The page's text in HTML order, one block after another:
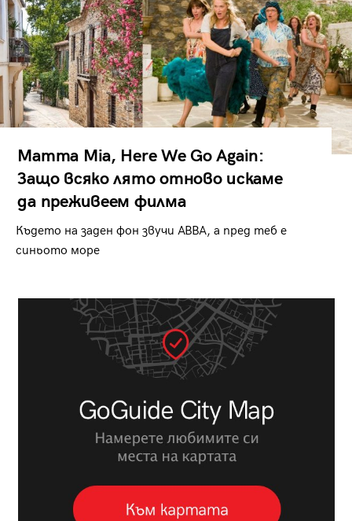
Mamma Mia, Here We Go Again:
Защо всяко лято отново искаме
да преживеем филма
Където на заден фон звучи ABBA, а пред теб е
синьото море